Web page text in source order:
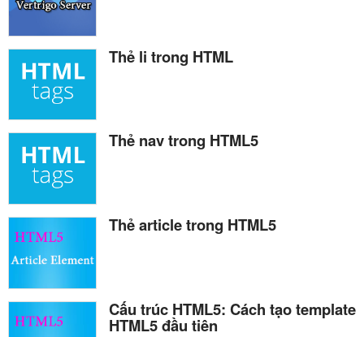
Thẻ li trong HTML
Thẻ nav trong HTML5
Thẻ article trong HTML5
Cấu trúc HTML5: Cách tạo template
HTML5 đầu tiên